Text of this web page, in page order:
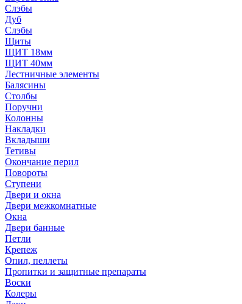
Слэбы
Дуб
Слэбы
Щиты
ЩИТ 18мм
ЩИТ 40мм
Лестничные элементы
Балясины
Столбы
Поручни
Колонны
Накладки
Вкладыши
Тетивы
Окончание перил
Повороты
Ступени
Двери и окна
Двери межкомнатные
Окна
Двери банные
Петли
Крепеж
Опил, пеллеты
Пропитки и защитные препараты
Воски
Колеры